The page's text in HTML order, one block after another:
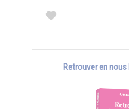
Retrouver en